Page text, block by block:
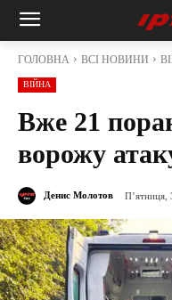
ГОЛОВНА ВСІ НОВИНИ
ВІЙНА
Вже 21
ворожу
Денис Молотов П’ятниця,